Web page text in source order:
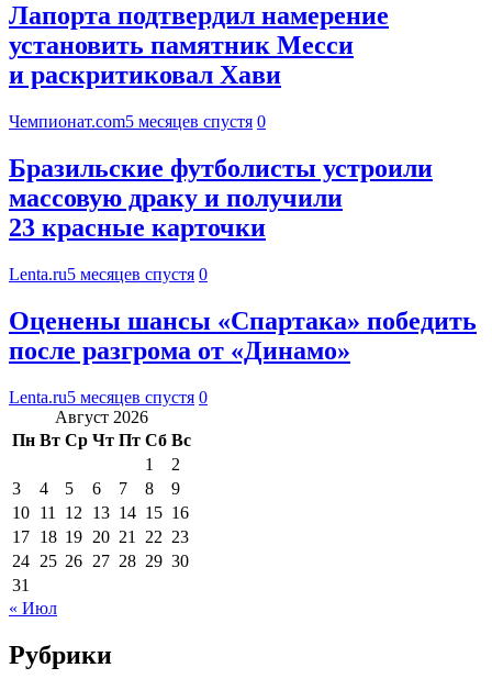
Лапорта подтвердил намерение
установить памятник Месси
и раскритиковал Хави
Чемпионат.com5 месяцев спустя 0
Бразильские футболисты устроили
массовую драку и получили
23 красные карточки
Lenta.ru5 месяцев спустя 0
Оценены шансы «Спартака» победить
после разгрома от «Динамо»
Lenta.ru5 месяцев спустя 0
Август 2026
Пн Вт Ср Чт Пт Сб Вс
1
2
3
4 5 6 7 8
9
10 11 12 13 14 15 16
17 18 19 20 21 22 23
24 25 26 27 28 29 30
31
« Июл
Рубрики